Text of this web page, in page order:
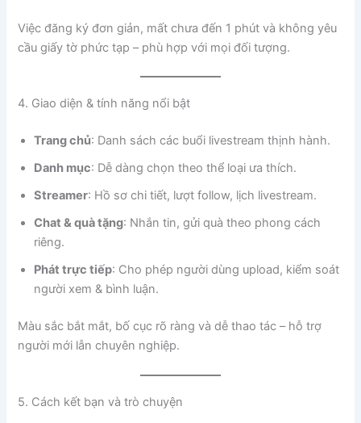
Việc đăng ký đơn giản, mất chưa đến 1 phút và không yêu
cầu giấy tờ phức tạp – phù hợp với mọi đối tượng.
4. Giao diện & tính năng nổi bật
Trang chủ: Danh sách các buổi livestream thịnh hành.
Danh mục: Dễ dàng chọn theo thể loại ưa thích.
Streamer: Hồ sơ chi tiết, lượt follow, lịch livestream.
Chat & quà tặng: Nhắn tin, gửi quà theo phong cách
riêng.
Phát trực tiếp: Cho phép người dùng upload, kiểm soát
người xem & bình luận.
Màu sắc bắt mắt, bố cục rõ ràng và dễ thao tác – hỗ trợ
người mới lẫn chuyên nghiệp.
5. Cách kết bạn và trò chuyện